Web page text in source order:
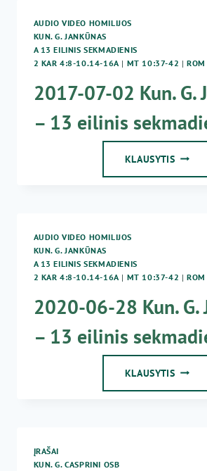
AUDIO VIDEO HOMILIJOS
KUN. G. JANKŪNAS
A 13 EILINIS SEKMADIENIS
2 KAR 4:8-10.14-16A | MT 10:37-42 |
2017-07-02 Kun. G.
– 13 eilinis
KLAUSYTIS2017-
EILINIS
AUDIO VIDEO HOMILIJOS
KUN. G. JANKŪNAS
A 13 EILINIS SEKMADIENIS
2 KAR 4:8-10.14-16A | MT 10:37-42 |
2020-06-28 Kun. G.
– 13 eilinis
KLAUSYTIS2020-
ĮRAŠAI
KUN. G. CASPRINI OSB